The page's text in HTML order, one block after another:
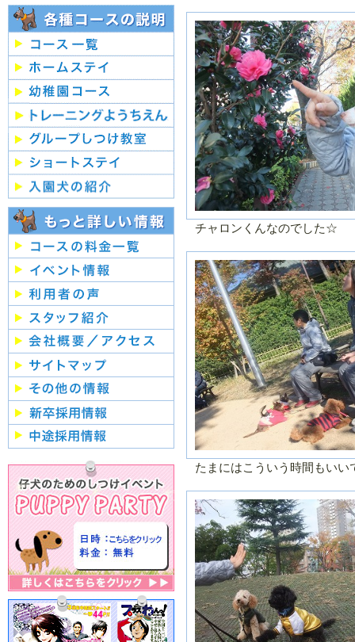
２０２４年／７
月
２０２４年／６
月
２０２４年／１
月
２０２３年／１
２月
２０２３年／７
月
２０２３年／６
月
２０２３年／１
月
２０２２年／１
２月
２０２２年／７
月
２０２２年／６
月
２０２２年／１
月
２０２１年／１
２月
２０２１年／７
月
２０２１年／６
月
２０２１年／１
月
２０２０年／１
２月
２０２０年／７
月
２０２０年／６
月
２０２０年／１
月
２０１９年／１
２月
２０１９年／７
月
２０１９年／６
月
２０１９年／１
月
２０１８年／１
２月
２０１８年／７
月
２０１８年／６
月
２０１８年／１
月
２０１７年／１
２月
２０１７年／７
月
２０１７年／６
月
２０１７年／１
月
２０１６年／１
２月
２０１６年／７
月
２０１６年／６
月
２０１６年／１
２０１５年／１
チャロンくんなのでした☆
たまにはこういう時間もいい